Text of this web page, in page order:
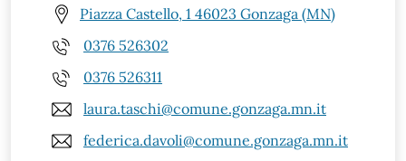
Piazza Castello, 1 46023 Gonzaga (MN)
0376 526302
0376 526311
laura.taschi@comune.gonzaga.mn.it
federica.davoli@comune.gonzaga.mn.it